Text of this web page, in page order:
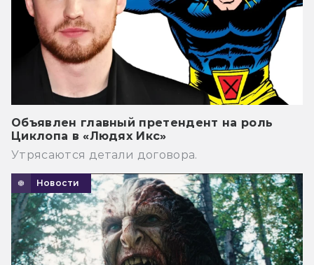
Объявлен главный претендент на роль
Циклопа в «Людях Икс»
Утрясаются детали договора.
Новости